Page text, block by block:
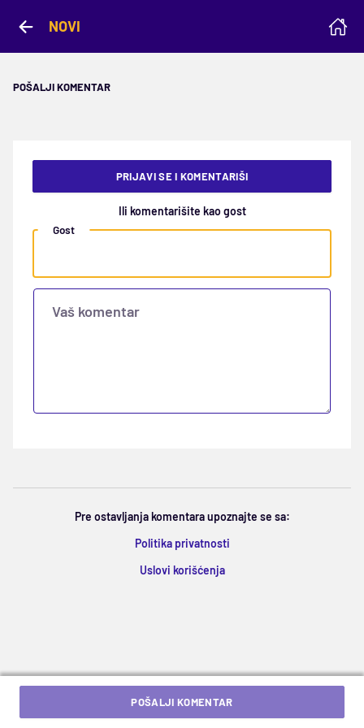
NOVI
POŠALJI KOMENTAR
PRIJAVI SE I KOMENTARIŠI
Ili komentarišite kao gost
Gost
Vaš komentar
Pre ostavljanja komentara upoznajte se sa:
Politika privatnosti
Uslovi korišćenja
POŠALJI KOMENTAR